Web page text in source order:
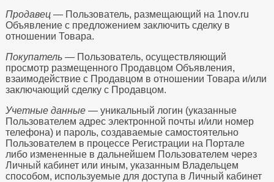
Продавец— Пользователь, размещающий на 1nov.ru
Объявление с предложением заключить сделку в
отношении Товара.
Покупатель— Пользователь, осуществляющий
просмотр размещенного Продавцом Объявления,
взаимодействие с Продавцом в отношении Товара и/или
заключающий сделку с Продавцом.
Учетные данные— уникальный логин (указанные
Пользователем адрес электронной почты и/или номер
телефона) и пароль, создаваемые самостоятельно
Пользователем в процессе Регистрации на Портале
либо измененные в дальнейшем Пользователем через
Личный кабинет или иным, указанным Владельцем
способом, используемые для доступа в Личный кабинет